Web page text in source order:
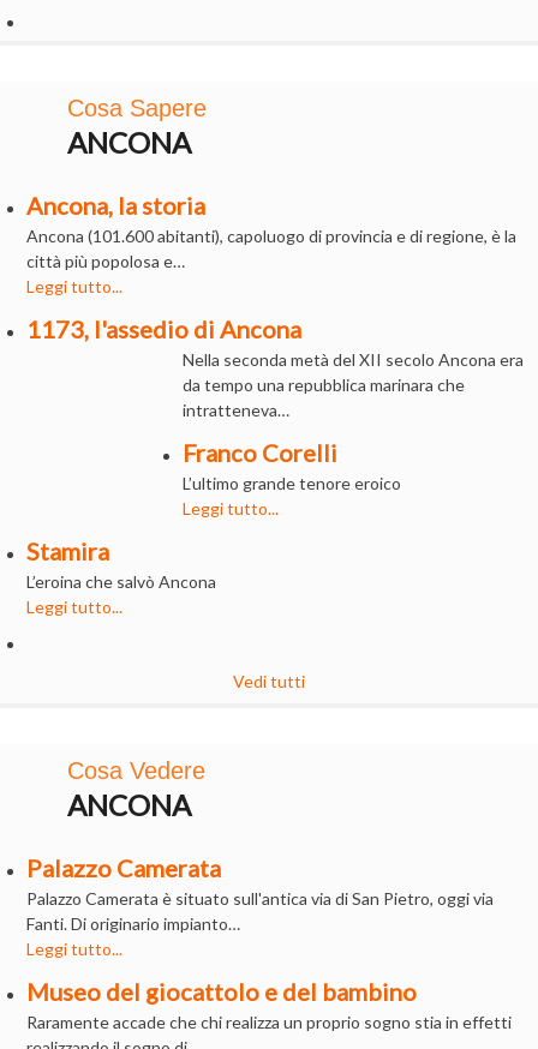
Cosa Sapere
ANCONA
Ancona, la storia
Ancona (101.600 abitanti), capoluogo di provincia e di regione, è la
città più popolosa e…
Leggi tutto...
1173, l'assedio di Ancona
Nella seconda metà del XII secolo Ancona era
da tempo una repubblica marinara che
intratteneva…
Franco Corelli
L’ultimo grande tenore eroico
Leggi tutto...
Stamira
L’eroina che salvò Ancona
Leggi tutto...
Vedi tutti
Cosa Vedere
ANCONA
Palazzo Camerata
Palazzo Camerata è situato sull'antica via di San Pietro, oggi via
Fanti. Di originario impianto…
Leggi tutto...
Museo del giocattolo e del bambino
Raramente accade che chi realizza un proprio sogno stia in effetti